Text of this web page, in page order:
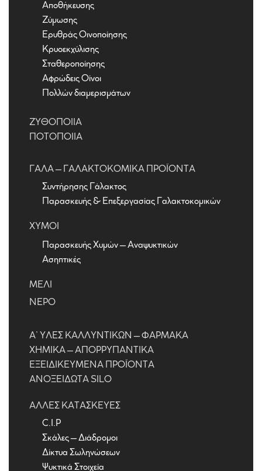
Αποθήκευσης
Ζύμωσης
Ερυθράς Οινοποίησης
Κρυοεκχύλισης
Σταθεροποίησης
Αφρώδεις Οίνοι
Πολλών διαμερισμάτων
ΖΥΘΟΠΟΙΊΑ
ΠΟΤΟΠΟΙΊΑ
ΓΆΛΑ – ΓΑΛΑΚΤΟΚΟΜΙΚΆ ΠΡΟΪΌΝΤΑ
Συντήρησης Γάλακτος
Παρασκευής & Επεξεργασίας Γαλακτοκομικών
ΧΥΜΟΊ
Παρασκευής Χυμών – Αναψυκτικών
Ασηπτικές
ΜΈΛΙ
ΝΕΡΌ
Α’ ΎΛΕΣ ΚΑΛΛΥΝΤΙΚΏΝ – ΦΑΡΜΑΚΑ
ΧΗΜΙΚΆ – ΑΠΟΡΡΥΠΑΝΤΙΚΆ
ΕΞΕΙΔΙΚΕΥΜΈΝΑ ΠΡΟΪΌΝΤΑ
ΑΝΟΞΕΊΔΩΤΑ SILO
ΆΛΛΕΣ ΚΑΤΑΣΚΕΥΈΣ
C.I.P
Σκάλες – Διάδρομοι
Δίκτυα Σωληνώσεων
Ψυκτικά Στοιχεία